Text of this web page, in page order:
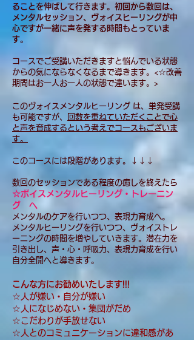
ることを伸ばして行きます。 初回から数回は、
メンタルセッション、ヴォイスヒーリングが中
心ですが一緒に声を発する時間もとっていま
す。
コースでご受講いただきますと悩んでいる状態
からの気にならなくなるまで導きます。 <☆改善
期間はお一人お一人の状態で違います。>
このヴォイスメンタルヒーリング は、単発受講
も可能ですが、
回数を重ねていただくことで心
と声を育成するという考えでコースもございま
す。
このコースには段階があります。↓↓↓
数回のセッションである程度の癒しを終えたら
☆ボイスメンタルヒーリング・トレーニン
グ へ
メンタルのケアを行いつつ、表現力育成へ。
メンタルヒーリングを行いつつ、ヴォイストレ
ーニングの時間を増やしていきます。潜在力を
引き出し、声・心・呼吸力、表現力育成を行い
自分全開へと導きます。
こんな方にお勧めいたします!!!
☆人が嫌い・自分が嫌い
☆人になじめない・集団がだめ
☆こだわりが手放せない
☆人とのコミュニケーションに違和感があ